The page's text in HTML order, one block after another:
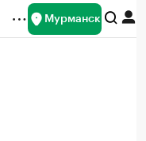
Мурманск